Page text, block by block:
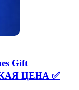
Gift
ЦЕНА ✅